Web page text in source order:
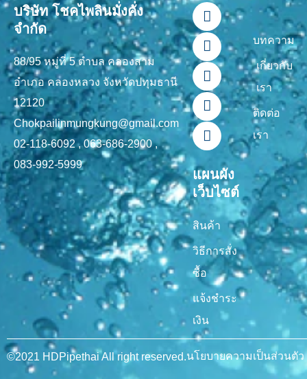
บริษัท โชคไพลินมั่งคั่ง
จำกัด
88/95 หมู่ที่ 5 ตำบล คลองสาม
อำเภอ คลองหลวง จังหวัดปทุมธานี
12120
Chokpailinmungkung@gmail.com
02-118-6092 , 063-686-2900 ,
083-992-5999
F
a
c
e
b
o
o
k
-
f
L
i
n
e
Y
o
u
t
u
b
e
T
i
k
t
o
k
I
n
s
t
a
g
r
a
m
แผนผัง
เว็บไซต์
สินค้า
วิธีการสั่ง
ซื้อ
แจ้งชำระ
เงิน
บทความ
เกี่ยวกับ
เรา
ติดต่อ
เรา
©2021 HDPipethai All right reserved.นโยบายความเป็นส่วนตัว